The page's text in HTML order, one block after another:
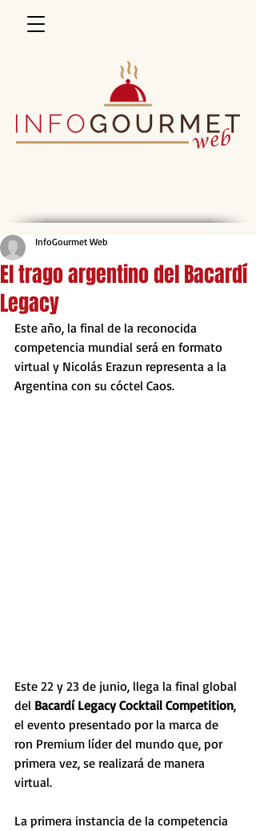
El trago argentino del Bacardí
Legacy
InfoGourmet Web
Este año, la final de la reconocida
competencia mundial será en formato
virtual y Nicolás Erazun representa a la
Argentina con su cóctel Caos.
Este 22 y 23 de junio, llega la final global
del Bacardí Legacy Cocktail Competition,
el evento presentado por la marca de
ron Premium líder del mundo que, por
primera vez, se realizará de manera
virtual.
La primera instancia de la competencia